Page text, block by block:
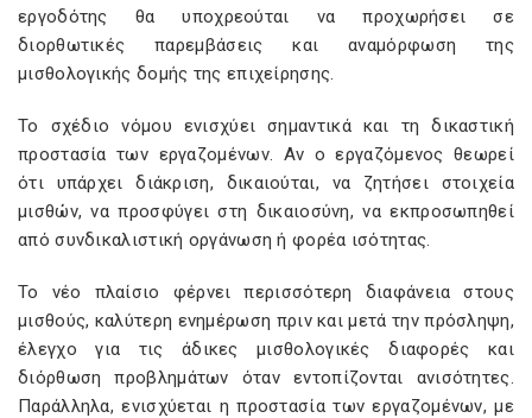
εργοδότης θα υποχρεούται να προχωρήσει σε
διορθωτικές παρεμβάσεις και αναμόρφωση της
μισθολογικής δομής της επιχείρησης.
Το σχέδιο νόμου ενισχύει σημαντικά και τη δικαστική
προστασία των εργαζομένων. Αν ο εργαζόμενος θεωρεί
ότι υπάρχει διάκριση, δικαιούται, να ζητήσει στοιχεία
μισθών, να προσφύγει στη δικαιοσύνη, να εκπροσωπηθεί
από συνδικαλιστική οργάνωση ή φορέα ισότητας.
Το νέο πλαίσιο φέρνει περισσότερη διαφάνεια στους
μισθούς, καλύτερη ενημέρωση πριν και μετά την πρόσληψη,
έλεγχο για τις άδικες μισθολογικές διαφορές και
διόρθωση προβλημάτων όταν εντοπίζονται ανισότητες.
Παράλληλα, ενισχύεται η προστασία των εργαζομένων, με